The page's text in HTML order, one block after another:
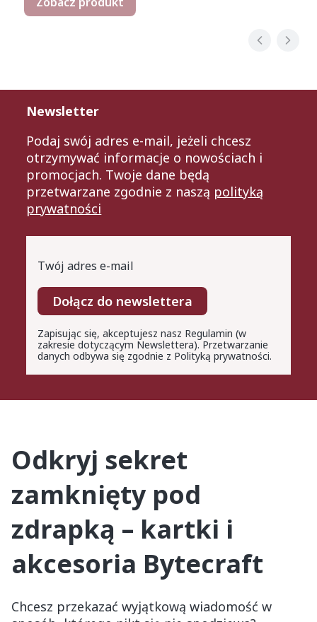
Newsletter
Podaj swój adres e-mail, jeżeli chcesz
otrzymywać informacje o nowościach i
promocjach. Twoje dane będą
przetwarzane zgodnie z naszą polityką
prywatności
Twój adres e-mail
Dołącz do newslettera
Zapisując się, akceptujesz nasz Regulamin (w
zakresie dotyczącym Newslettera). Przetwarzanie
danych odbywa się zgodnie z Polityką prywatności.
Odkryj sekret
zamknięty pod
zdrapką – kartki i
akcesoria Bytecraft
Chcesz przekazać wyjątkową wiadomość w